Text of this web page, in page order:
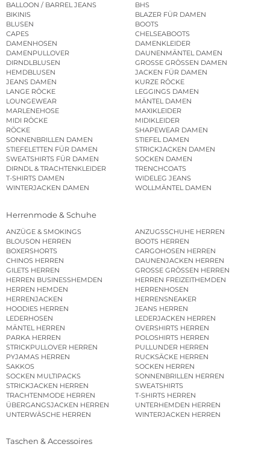
BALLOON / BARREL JEANS
BHS
BIKINIS
BLAZER FÜR DAMEN
BLUSEN
BOOTS
CAPES
CHELSEABOOTS
DAMENHOSEN
DAMENKLEIDER
DAMENPULLOVER
DAUNENMÄNTEL DAMEN
DIRNDLBLUSEN
GROSSE GRÖSSEN DAMEN
HEMDBLUSEN
JACKEN FÜR DAMEN
JEANS DAMEN
KURZE RÖCKE
LANGE RÖCKE
LEGGINGS DAMEN
LOUNGEWEAR
MÄNTEL DAMEN
MARLENEHOSE
MAXIKLEIDER
MIDI RÖCKE
MIDIKLEIDER
RÖCKE
SHAPEWEAR DAMEN
SONNENBRILLEN DAMEN
STIEFEL DAMEN
STIEFELETTEN FÜR DAMEN
STRICKJACKEN DAMEN
SWEATSHIRTS FÜR DAMEN
SOCKEN DAMEN
DIRNDL & TRACHTENKLEIDER
TRENCHCOATS
T-SHIRTS DAMEN
WIDELEG JEANS
WINTERJACKEN DAMEN
WOLLMÄNTEL DAMEN
Herrenmode & Schuhe
ANZÜGE & SMOKINGS
ANZUGSSCHUHE HERREN
BLOUSON HERREN
BOOTS HERREN
BOXERSHORTS
CARGOHOSEN HERREN
CHINOS HERREN
DAUNENJACKEN HERREN
GILETS HERREN
GROSSE GRÖSSEN HERREN
HERREN BUSINESSHEMDEN
HERREN FREIZEITHEMDEN
HERREN HEMDEN
HERRENHOSEN
HERRENJACKEN
HERRENSNEAKER
HOODIES HERREN
JEANS HERREN
LEDERHOSEN
LEDERJACKEN HERREN
MÄNTEL HERREN
OVERSHIRTS HERREN
PARKA HERREN
POLOSHIRTS HERREN
STRICKPULLOVER HERREN
PULLUNDER HERREN
PYJAMAS HERREN
RUCKSÄCKE HERREN
SAKKOS
SOCKEN HERREN
SOCKEN MULTIPACKS
SONNENBRILLEN HERREN
STRICKJACKEN HERREN
SWEATSHIRTS
TRACHTENMODE HERREN
T-SHIRTS HERREN
ÜBERGANGSJACKEN HERREN
UNTERHEMDEN HERREN
UNTERWÄSCHE HERREN
WINTERJACKEN HERREN
Taschen & Accessoires